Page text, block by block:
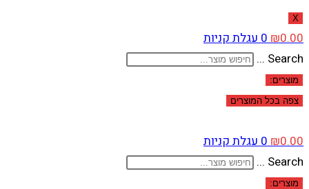
X
₪0.00
0עגלת קניות
Search ...
מוצרים:
צפה בכל המוצרים
₪0.00
0עגלת קניות
Search ...
מוצרים: